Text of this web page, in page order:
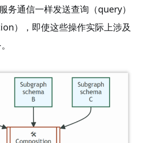
务通信一样发送查询（query）
），即使这些操作实际上涉及